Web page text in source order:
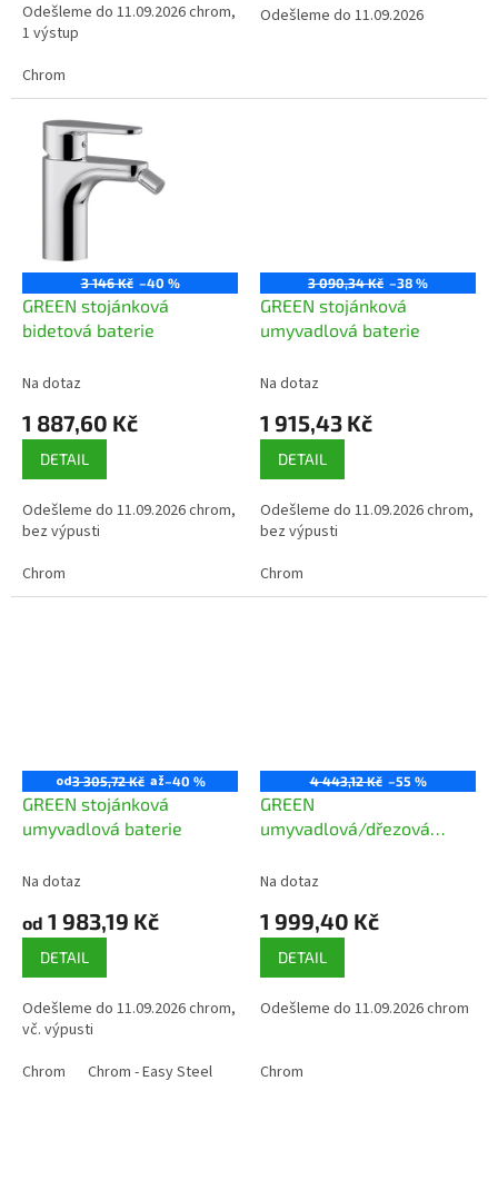
Odešleme do 11.09.2026 chrom,
1 výstup
Chrom
Odešleme do 11.09.2026
3 146 Kč –40 %
GREEN stojánková
bidetová baterie
Na dotaz
1 887,60 Kč
DETAIL
Odešleme do 11.09.2026 chrom,
bez výpusti
Chrom
3 090,34 Kč –38 %
GREEN stojánková
umyvadlová baterie
Na dotaz
1 915,43 Kč
DETAIL
Odešleme do 11.09.2026 chrom,
bez výpusti
Chrom
od3 305,72 Kč až–40 %
GREEN stojánková
umyvadlová baterie
Na dotaz
od 1 983,19 Kč
DETAIL
Odešleme do 11.09.2026 chrom,
vč. výpusti
Chrom
Chrom - Easy Steel
4 443,12 Kč –55 %
GREEN
umyvadlová/dřezová
Na dotaz
1 999,40 Kč
DETAIL
Odešleme do 11.09.2026 chrom
Chrom